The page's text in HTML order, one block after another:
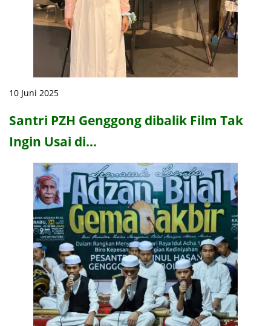
10 Juni 2025
Santri PZH Genggong dibalik Film Tak
Ingin Usai di…